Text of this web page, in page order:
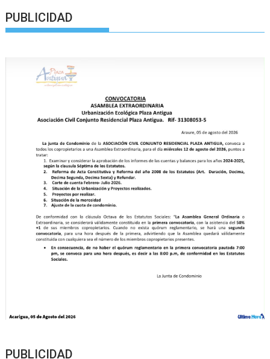
PUBLICIDAD
PUBLICIDAD